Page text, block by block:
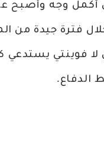
وجه وأصبح
فترة جيدة من
فوينتي يستدعي
الدفاع.